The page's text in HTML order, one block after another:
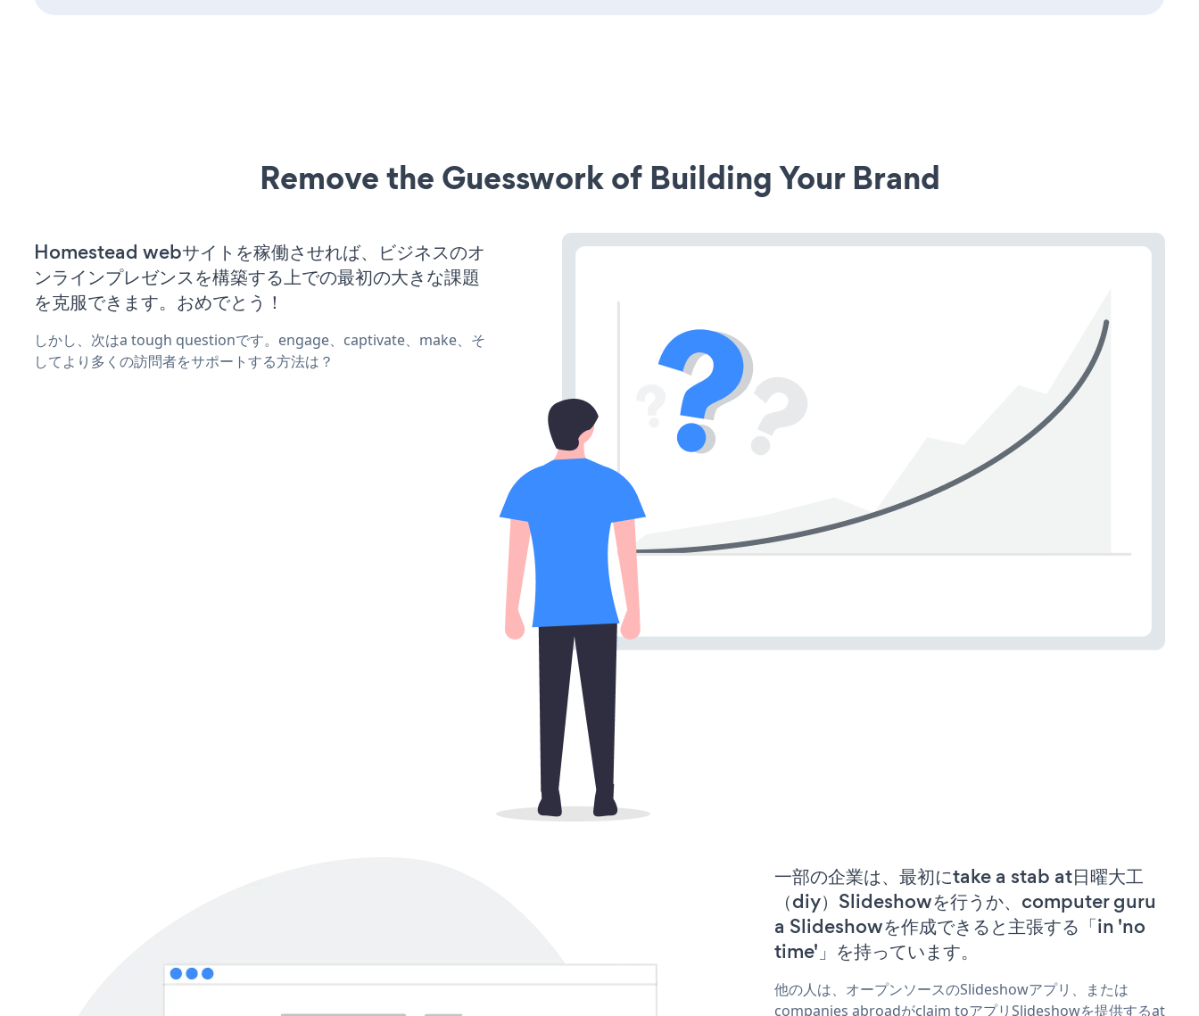
Remove the Guesswork of Building Your Brand
Homestead webサイトを稼働させれば、ビジネスのオ
ンラインプレゼンスを構築する上での最初の大きな課題
を克服できます。おめでとう！
しかし、次はa tough questionです。engage、captivate、make、そ
してより多くの訪問者をサポートする方法は？
一部の企業は、最初にtake a stab at日曜大工
（diy）Slideshowを行うか、computer guru
a Slideshowを作成できると主張する「in 'no
time'」を持っています。
他の人は、オープンソースのSlideshowアプリ、または
companies abroadがclaim toアプリSlideshowを提供するat